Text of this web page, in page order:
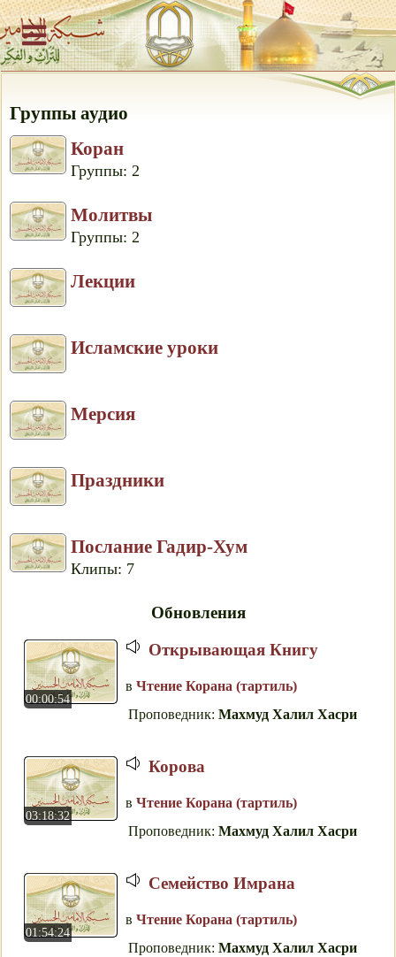
Группы аудио
Коран
Группы: 2
Молитвы
Группы: 2
Лекции
Исламские уроки
Мерсия
Праздники
Послание Гадир-Хум
Клипы: 7
Обновления
00:00:54
Открывающая Книгу
в Чтение Корана (тартиль)
Проповедник:Махмуд Халил Хасри
03:18:32
Корова
в Чтение Корана (тартиль)
Проповедник:Махмуд Халил Хасри
01:54:24
Семейство Имрана
в Чтение Корана (тартиль)
Проповедник:Махмуд Халил Хасри